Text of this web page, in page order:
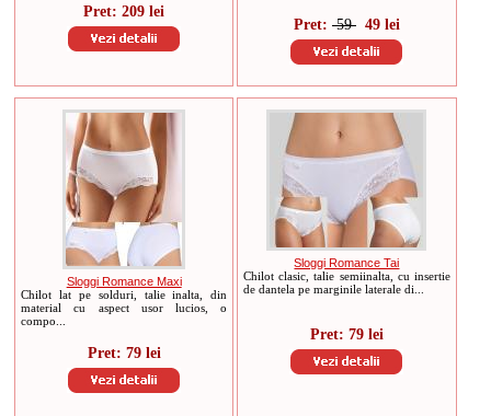
Pret: 209 lei
Pret: 5949 lei
Sloggi Romance Maxi
Chilot lat pe solduri, talie inalta, din
material cu aspect usor lucios, o
compo...
Pret: 79 lei
Sloggi Romance Tai
Chilot clasic, talie semiinalta, cu insertie
de dantela pe marginile laterale di...
Pret: 79 lei